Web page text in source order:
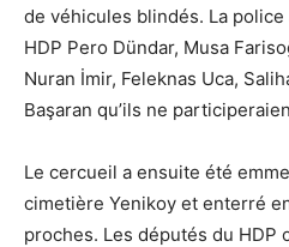
de véhicules blindés. La
HDP Pero Dündar, Musa
Nuran İmir, Feleknas Uca,
Başaran qu’ils ne
Le cercueil a ensuite été
cimetière Yenikoy et enterré
proches. Les députés du HDP